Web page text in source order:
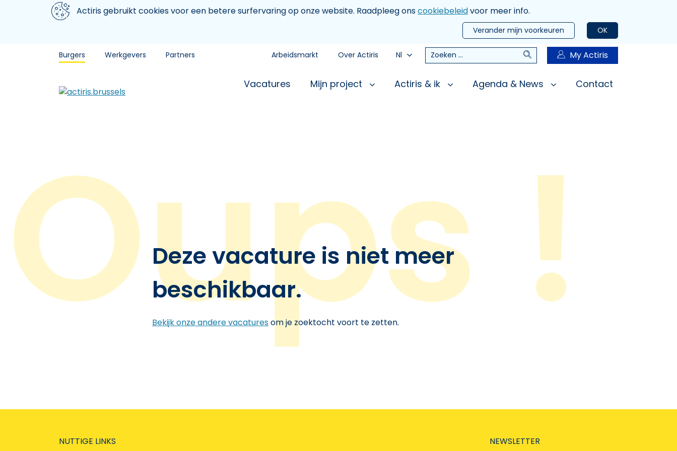
Aller au contenu principal
We gebruiken cookiesActiris gebruikt cookies voor een betere surfervaring op onze website. Raadpleeg onscookiebeleidvoor meer info.
OK
Verander mijn voorkeuren
Burgers Werkgevers Partners Arbeidsmarkt Over Actiris Nl Zoeken Zoeken My Actiris
Vacatures Mijn project Actiris & ik Agenda & News Contact
Deze vacature is niet meer
beschikbaar.
Bekijk onze andere vacaturesom je zoektocht voort te zetten.
NUTTIGE LINKS NEWSLETTER